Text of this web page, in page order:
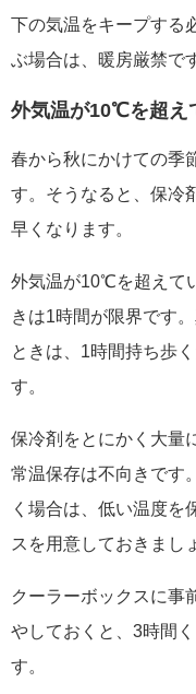
下の気温をキープする
ぶ場合は、暖房厳禁で
外気温が10℃を超え
春から秋にかけての季
す。そうなると、保冷
早くなります。
外気温が10℃を超えて
きは1時間が限界です
ときは、1時間持ち歩
す。
保冷剤をとにかく大量
常温保存は不向きです
く場合は、低い温度を
スを用意しておきまし
クーラーボックスに事
やしておくと、3時間
す。